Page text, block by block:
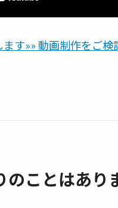
す»» 動画制作をご検
ことはあり